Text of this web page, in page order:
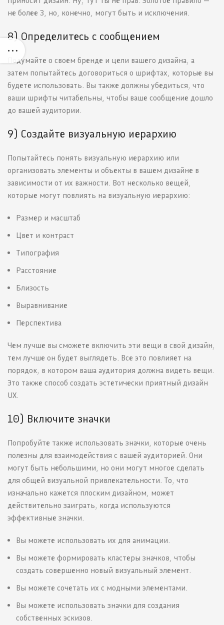
не более 3, но, конечно, могут быть и исключения.
8) Определитесь с сообщением
Подумайте о своем бренде и цели вашего дизайна, а
затем попытайтесь договориться о шрифтах, которые вы
будете использовать. Вы также должны убедиться, что
ваши шрифты читабельны, чтобы ваше сообщение дошло
до вашей аудитории.
9) Создайте визуальную иерархию
Попытайтесь понять визуальную иерархию или
организовать элементы и объекты в вашем дизайне в
зависимости от их важности. Вот несколько вещей,
которые могут повлиять на визуальную иерархию:
Размер и масштаб
Цвет и контраст
Типография
Расстояние
Близость
Выравнивание
Перспектива
Чем лучше вы сможете включить эти вещи в свой дизайн,
тем лучше он будет выглядеть. Все это повлияет на
порядок, в котором ваша аудитория должна видеть вещи.
Это также способ создать эстетически приятный дизайн
UX.
10) Включите значки
Попробуйте также использовать значки, которые очень
полезны для взаимодействия с вашей аудиторией. Они
могут быть небольшими, но они могут многое сделать
для общей визуальной привлекательности. То, что
изначально кажется плоским дизайном, может
действительно заиграть, когда используются
эффективные значки.
Вы можете использовать их для анимации.
Вы можете формировать кластеры значков, чтобы
создать совершенно новый визуальный элемент.
Вы можете сочетать их с модными элементами.
Вы можете использовать значки для создания
собственных эскизов.